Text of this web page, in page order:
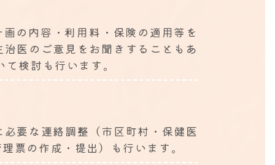
の内容・利用料・保険の適用等を
医のご意見をお聞きすることもあ
検討も行います。
要な連絡調整（市区町村・保健医
票の作成・提出）も行います。